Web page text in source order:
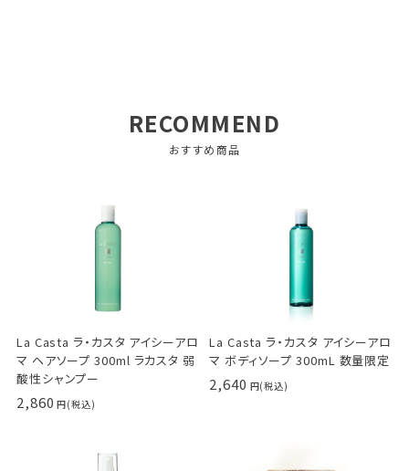
RECOMMEND
おすすめ商品
La Casta ラ・カスタ アイシーアロ
マ ヘアソープ 300ml ラカスタ 弱
酸性シャンプー
2,860
La Casta ラ・カスタ アイシーアロ
マ ボディソープ 300mL 数量限定
2,640